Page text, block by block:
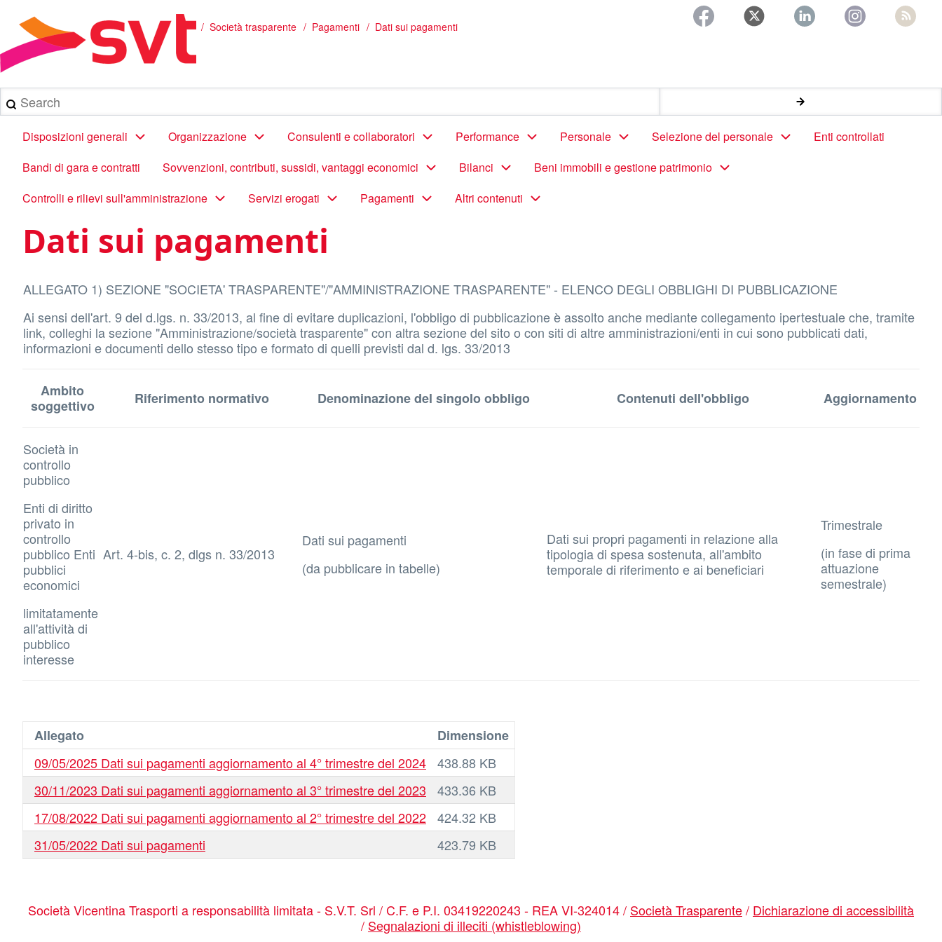
contenuto
principale
Briciole
di
pane
/ Società trasparente Pagamenti Dati sui pagamenti
Search
Main
navigation
Disposizioni generali Organizzazione Consulenti e collaboratori Performance Personale Selezione del personale
Enti controllati
Bandi di gara e contratti
Sovvenzioni, contributi, sussidi, vantaggi economici Bilanci
Beni immobili e gestione patrimonio
Controlli e rilievi sull'amministrazione
Servizi erogati Pagamenti Altri contenuti
Dati sui pagamenti
ALLEGATO 1) SEZIONE "SOCIETA' TRASPARENTE"/"AMMINISTRAZIONE TRASPARENTE" - ELENCO DEGLI OBBLIGHI DI PUBBLICAZIONE
Ai sensi dell'art. 9 del d.lgs. n. 33/2013, al fine di evitare duplicazioni, l'obbligo di pubblicazione è assolto anche mediante collegamento ipertestuale che, tramite
link, colleghi la sezione "Amministrazione/società trasparente" con altra sezione del sito o con siti di altre amministrazioni/enti in cui sono pubblicati dati,
informazioni e documenti dello stesso tipo e formato di quelli previsti dal d. lgs. 33/2013
Ambito
soggettivo
Riferimento normativo Denominazione del singolo obbligo Contenuti dell'obbligo Aggiornamento
Società in
controllo
pubblico
Enti di diritto
privato in
controllo
pubblico Enti
pubblici
economici
limitatamente
all'attività di
pubblico
interesse
Art. 4-bis, c. 2, dlgs n. 33/2013
Dati sui pagamenti
(da pubblicare in tabelle)
Dati sui propri pagamenti in relazione alla
tipologia di spesa sostenuta, all'ambito
temporale di riferimento e ai beneficiari
Trimestrale
(in fase di prima
attuazione
semestrale)
Allegato
Dimensione
09/05/2025 Dati sui pagamenti aggiornamento al 4° trimestre del 2024
438.88 KB
30/11/2023 Dati sui pagamenti aggiornamento al 3° trimestre del 2023
433.36 KB
17/08/2022 Dati sui pagamenti aggiornamento al 2° trimestre del 2022
424.32 KB
31/05/2022 Dati sui pagamenti
423.79 KB
Società Vicentina Trasporti a responsabilità limitata - S.V.T. Srl / C.F. e P.I. 03419220243 - REA VI-324014 / Società Trasparente/ Dichiarazione di accessibilità
/ Segnalazioni di illeciti (whistleblowing)